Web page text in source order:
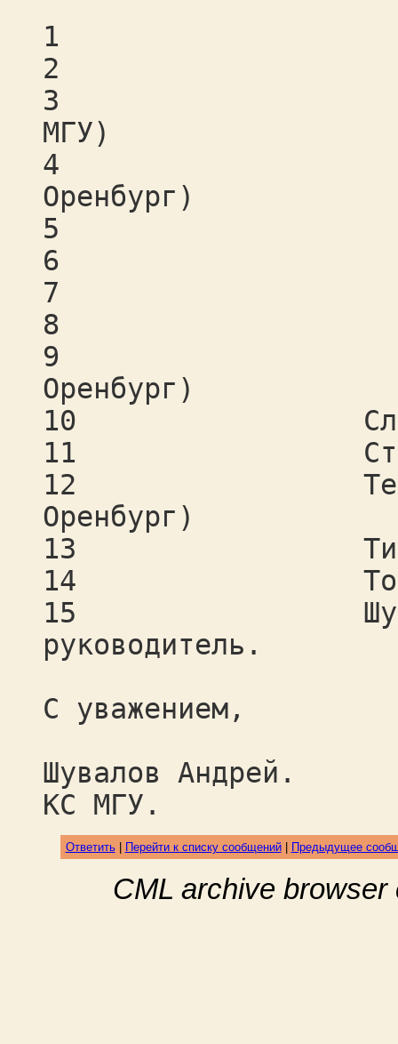
1 Блинов
2 Дёмина
3
МГУ)
4 Каткова
Оренбург)
5
6 Куксов
7
8 Новиков
9 Рыжков
Оренбург)
10
11
12 Тетерин
Оренбург)
13 Тихонова
14 Торочков
15 Шувалов
руководитель.
С уважением,
Шувалов Андрей.
КС МГУ.
Ответить| Перейти к списку сообщений| Предыдущее
CML archive